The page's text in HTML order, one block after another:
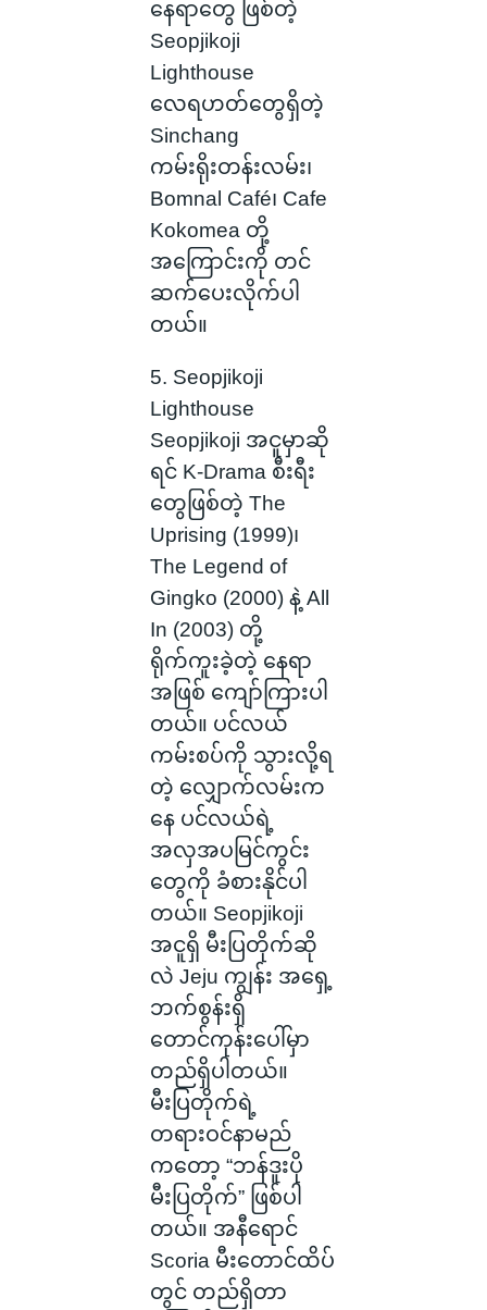
နေရာတွေ ဖြစ်တဲ့
Seopjikoji
Lighthouse
လေရဟတ်တွေရှိတဲ့
Sinchang
ကမ်းရိုးတန်းလမ်း၊
Bomnal Café၊ Cafe
Kokomea တို့
အကြောင်းကို တင်
ဆက်ပေးလိုက်ပါ
တယ်။
5. Seopjikoji
Lighthouse
Seopjikoji အငူမှာဆို
ရင် K-Drama စီးရီး
တွေဖြစ်တဲ့ The
Uprising (1999)၊
The Legend of
Gingko (2000) နဲ့ All
In (2003) တို့
ရိုက်ကူးခဲ့တဲ့ နေရာ
အဖြစ် ကျော်ကြားပါ
တယ်။ ပင်လယ်
ကမ်းစပ်ကို သွားလို့ရ
တဲ့ လျှောက်လမ်းက
နေ ပင်လယ်ရဲ့
အလှအပမြင်ကွင်း
တွေကို ခံစားနိုင်ပါ
တယ်။ Seopjikoji
အငူရှိ မီးပြတိုက်ဆို
လဲ Jeju ကျွန်း အရှေ့
ဘက်စွန်းရှိ
တောင်ကုန်းပေါ်မှာ
တည်ရှိပါတယ်။
မီးပြတိုက်ရဲ့
တရားဝင်နာမည်
ကတော့ “ဘန်ဒူးပို
မီးပြတိုက်” ဖြစ်ပါ
တယ်။ အနီရောင်
Scoria မီးတောင်ထိပ်
တွင် တည်ရှိတာ